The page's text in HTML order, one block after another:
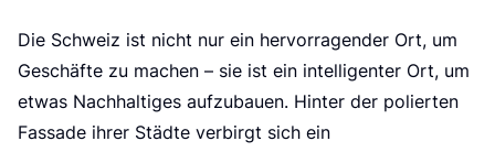
Die Schweiz ist nicht nur ein hervorragender Ort, um
Geschäfte zu machen – sie ist ein intelligenter Ort, um
etwas Nachhaltiges aufzubauen. Hinter der polierten
Fassade ihrer Städte verbirgt sich ein